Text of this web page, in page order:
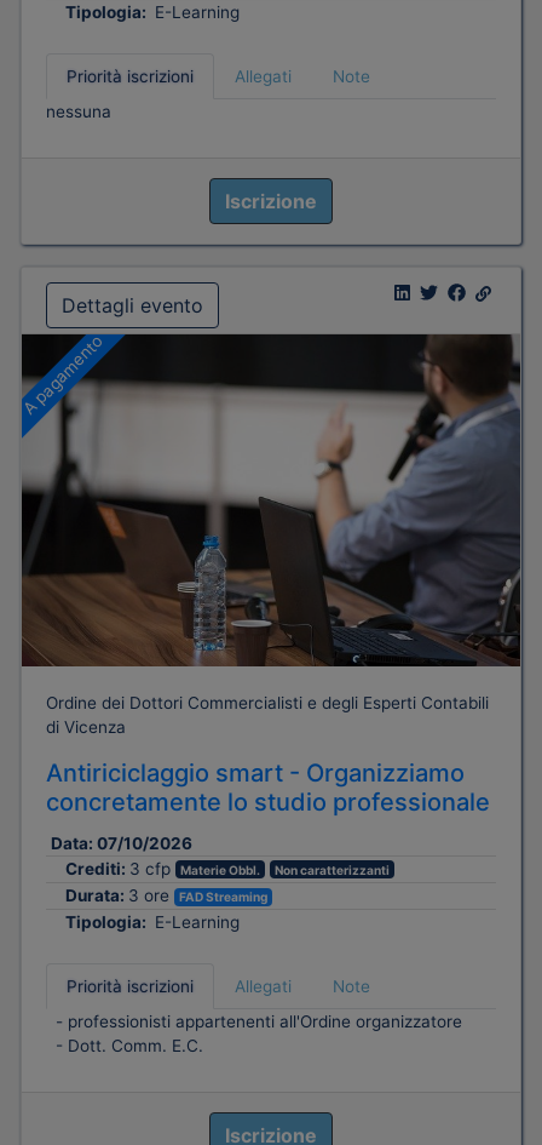
Tipologia: E-Learning
Priorità iscrizioni Allegati
Note
nessuna
Iscrizione
Dettagli evento
A pagamento
Ordine dei Dottori Commercialisti e degli Esperti Contabili
di Vicenza
Antiriciclaggio smart - Organizziamo
concretamente lo studio professionale
Data: 07/10/2026
Crediti: 3 cfp Materie Obbl. Non caratterizzanti
Durata: 3 ore FAD Streaming
Tipologia: E-Learning
Priorità iscrizioni Allegati
Note
- professionisti appartenenti all'Ordine organizzatore
- Dott. Comm. E.C.
Iscrizione